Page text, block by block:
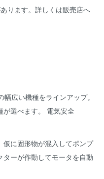
ります。詳しくは販売店へ
広い機種をラインアップ。
選べます。 電気安全
に固形物が混入してポンプ
ーが作動してモータを自動